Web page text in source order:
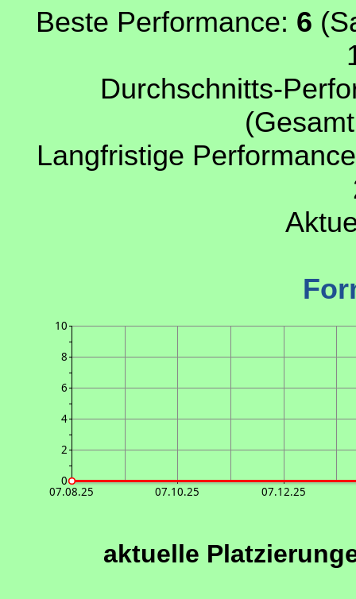
Beste Performance: 6
Durchschnitts-
Langfristige
10
8
6
4
2
0
07.08.25 07.10.25 07.12.25
aktuelle